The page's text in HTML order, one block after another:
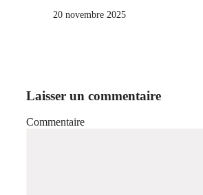
20 novembre 2025
Laisser un commentaire
Commentaire